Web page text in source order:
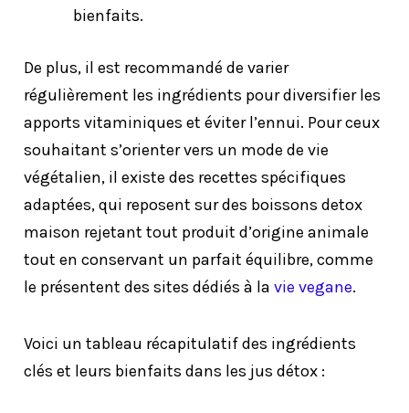
bienfaits.
De plus, il est recommandé de varier
régulièrement les ingrédients pour diversifier les
apports vitaminiques et éviter l’ennui. Pour ceux
souhaitant s’orienter vers un mode de vie
végétalien, il existe des recettes spécifiques
adaptées, qui reposent sur des boissons detox
maison rejetant tout produit d’origine animale
tout en conservant un parfait équilibre, comme
le présentent des sites dédiés à la vie vegane.
Voici un tableau récapitulatif des ingrédients
clés et leurs bienfaits dans les jus détox :